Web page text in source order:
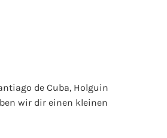
de Cuba, Holguin
wir dir einen kleinen